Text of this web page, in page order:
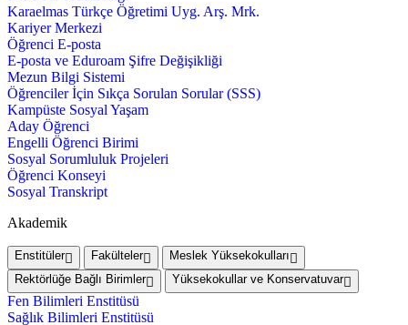
Karaelmas Türkçe Öğretimi Uyg. Arş. Mrk.
Kariyer Merkezi
Öğrenci E-posta
E-posta ve Eduroam Şifre Değişikliği
Mezun Bilgi Sistemi
Öğrenciler İçin Sıkça Sorulan Sorular (SSS)
Kampüste Sosyal Yaşam
Aday Öğrenci
Engelli Öğrenci Birimi
Sosyal Sorumluluk Projeleri
Öğrenci Konseyi
Sosyal Transkript
Akademik
Enstitüler Fakülteler
Meslek Yüksekokulları
Rektörlüğe Bağlı Birimler
Yüksekokullar ve Konservatuvar
Fen Bilimleri Enstitüsü
Sağlık Bilimleri Enstitüsü